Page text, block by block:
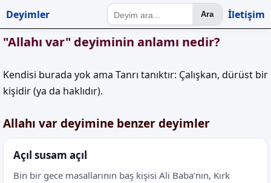
Deyimler Ara İletişim
"Allahı var" deyiminin anlamı nedir?
Kendisi burada yok ama Tanrı tanıktır: Çalışkan, dürüst bir
kişidir (ya da haklıdır).
Allahı var deyimine benzer deyimler
Açıl susam açıl
Bin bir gece masallarının baş kişisi Ali Baba’nın, Kırk